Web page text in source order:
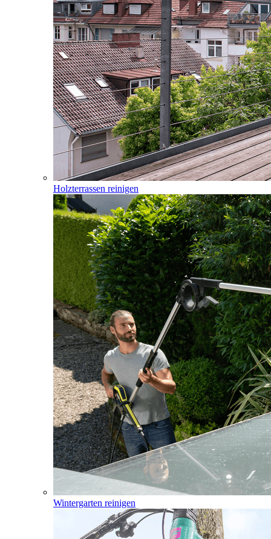
Holzterrassen reinigen
Wintergarten reinigen